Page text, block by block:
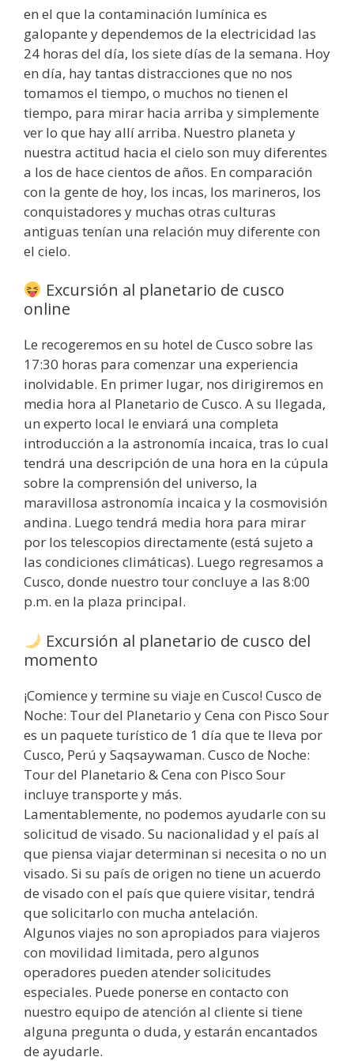
en el que la contaminación lumínica es
galopante y dependemos de la electricidad las
24 horas del día, los siete días de la semana. Hoy
en día, hay tantas distracciones que no nos
tomamos el tiempo, o muchos no tienen el
tiempo, para mirar hacia arriba y simplemente
ver lo que hay allí arriba. Nuestro planeta y
nuestra actitud hacia el cielo son muy diferentes
a los de hace cientos de años. En comparación
con la gente de hoy, los incas, los marineros, los
conquistadores y muchas otras culturas
antiguas tenían una relación muy diferente con
el cielo.
Excursión al planetario de cusco
online
Le recogeremos en su hotel de Cusco sobre las
17:30 horas para comenzar una experiencia
inolvidable. En primer lugar, nos dirigiremos en
media hora al Planetario de Cusco. A su llegada,
un experto local le enviará una completa
introducción a la astronomía incaica, tras lo cual
tendrá una descripción de una hora en la cúpula
sobre la comprensión del universo, la
maravillosa astronomía incaica y la cosmovisión
andina. Luego tendrá media hora para mirar
por los telescopios directamente (está sujeto a
las condiciones climáticas). Luego regresamos a
Cusco, donde nuestro tour concluye a las 8:00
p.m. en la plaza principal.
Excursión al planetario de cusco del
momento
¡Comience y termine su viaje en Cusco! Cusco de
Noche: Tour del Planetario y Cena con Pisco Sour
es un paquete turístico de 1 día que te lleva por
Cusco, Perú y Saqsaywaman. Cusco de Noche:
Tour del Planetario & Cena con Pisco Sour
incluye transporte y más.
Lamentablemente, no podemos ayudarle con su
solicitud de visado. Su nacionalidad y el país al
que piensa viajar determinan si necesita o no un
visado. Si su país de origen no tiene un acuerdo
de visado con el país que quiere visitar, tendrá
que solicitarlo con mucha antelación.
Algunos viajes no son apropiados para viajeros
con movilidad limitada, pero algunos
operadores pueden atender solicitudes
especiales. Puede ponerse en contacto con
nuestro equipo de atención al cliente si tiene
alguna pregunta o duda, y estarán encantados
de ayudarle.